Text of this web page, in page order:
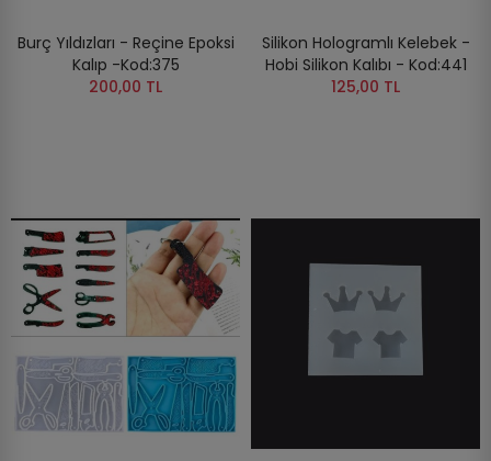
Burç Yıldızları - Reçine Epoksi
Kalıp -Kod:375
200,00 TL
Silikon Hologramlı Kelebek -
Hobi Silikon Kalıbı - Kod:441
125,00 TL